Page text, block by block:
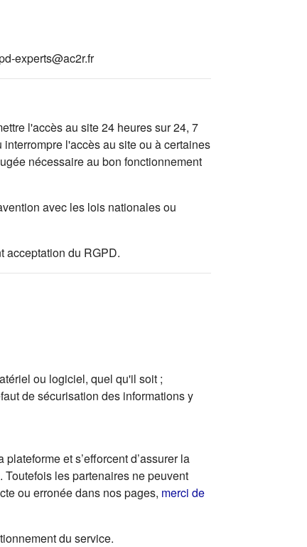
experts@ac2r.fr
l'accès au site 24 heures sur 24, 7
l'accès au site ou à certaines
nécessaire au bon fonctionnement
avec les lois nationales ou
acceptation du RGPD.
ou logiciel, quel qu'il soit ;
de sécurisation des informations y
et s’efforcent d’assurer la
les partenaires ne peuvent
ou erronée dans nos pages, merci de
du service.